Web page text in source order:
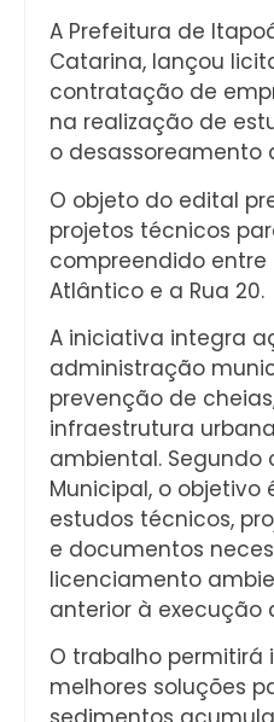
A Prefeitura de
Catarina, lançou
contratação de
na realização de
o desassoreamento
O objeto do edital
projetos técnicos
compreendido entre
Atlântico e a Rua 20.
A iniciativa integra
administração
prevenção de
infraestrutura
ambiental. Segundo
Municipal, o objetivo
estudos técnicos,
e documentos
licenciamento
anterior à execução
O trabalho permitirá
melhores soluções